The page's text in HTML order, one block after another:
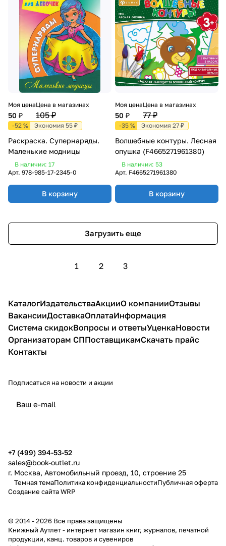
Моя цена
50 ₽
Цена в магазинах
105 ₽
-52 % Экономия 55 ₽
Раскраска. Супернаряды.
Маленькие модницы
В наличии: 17
Арт. 978-985-17-2345-0
В корзину
Моя цена
50 ₽
Цена в магазинах
77 ₽
-35 % Экономия 27 ₽
Волшебные контуры. Лесная
опушка (F4665271961380)
В наличии: 53
Арт. F4665271961380
В корзину
Загрузить еще
1 2 3
КаталогИздательстваАкцииО компанииОтзывы
ВакансииДоставкаОплатаИнформация
Система скидокВопросы и ответыУценкаНовости
Организаторам СППоставщикамСкачать прайс
Контакты
Подписаться на новости и акции
+7 (499) 394-53-52
sales@book-outlet.ru
г. Москва, Автомобильный проезд, 10, строение 25
Темная темаПолитика конфиденциальностиПубличная оферта
Создание сайтаWRP
© 2014 - 2026 Все права защищены
Книжный Аутлет - интернет магазин книг, журналов, печатной
продукции, канц. товаров и сувениров